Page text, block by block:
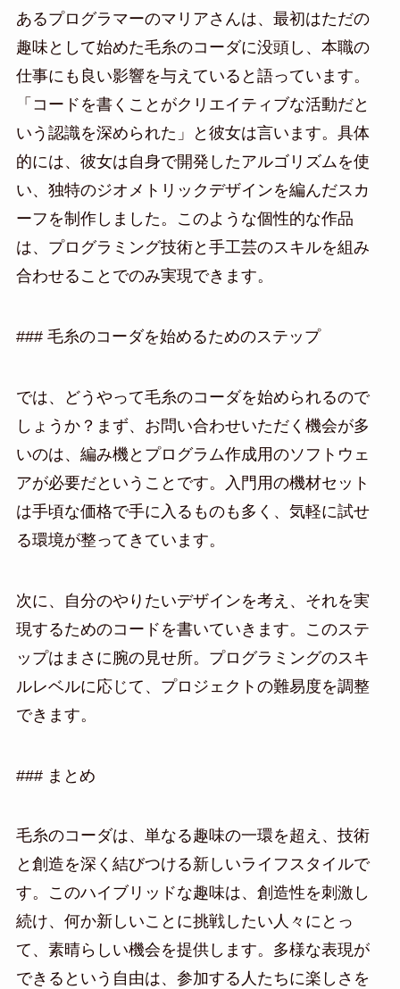
あるプログラマーのマリアさんは、最初はただの
趣味として始めた毛糸のコーダに没頭し、本職の
仕事にも良い影響を与えていると語っています。
「コードを書くことがクリエイティブな活動だと
いう認識を深められた」と彼女は言います。具体
的には、彼女は自身で開発したアルゴリズムを使
い、独特のジオメトリックデザインを編んだスカ
ーフを制作しました。このような個性的な作品
は、プログラミング技術と手工芸のスキルを組み
合わせることでのみ実現できます。
### 毛糸のコーダを始めるためのステップ
では、どうやって毛糸のコーダを始められるので
しょうか？まず、お問い合わせいただく機会が多
いのは、編み機とプログラム作成用のソフトウェ
アが必要だということです。入門用の機材セット
は手頃な価格で手に入るものも多く、気軽に試せ
る環境が整ってきています。
次に、自分のやりたいデザインを考え、それを実
現するためのコードを書いていきます。このステ
ップはまさに腕の見せ所。プログラミングのスキ
ルレベルに応じて、プロジェクトの難易度を調整
できます。
### まとめ
毛糸のコーダは、単なる趣味の一環を超え、技術
と創造を深く結びつける新しいライフスタイルで
す。このハイブリッドな趣味は、創造性を刺激し
続け、何か新しいことに挑戦したい人々にとっ
て、素晴らしい機会を提供します。多様な表現が
できるという自由は、参加する人たちに楽しさを